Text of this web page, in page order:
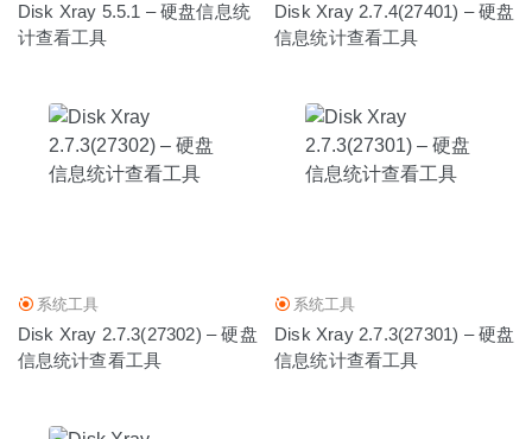
Disk Xray 5.5.1 – 硬盘信息统
计查看工具
Disk Xray 2.7.4(27401) – 硬盘
信息统计查看工具
系统工具
Disk Xray 2.7.3(27302) – 硬盘
信息统计查看工具
系统工具
Disk Xray 2.7.3(27301) – 硬盘
信息统计查看工具